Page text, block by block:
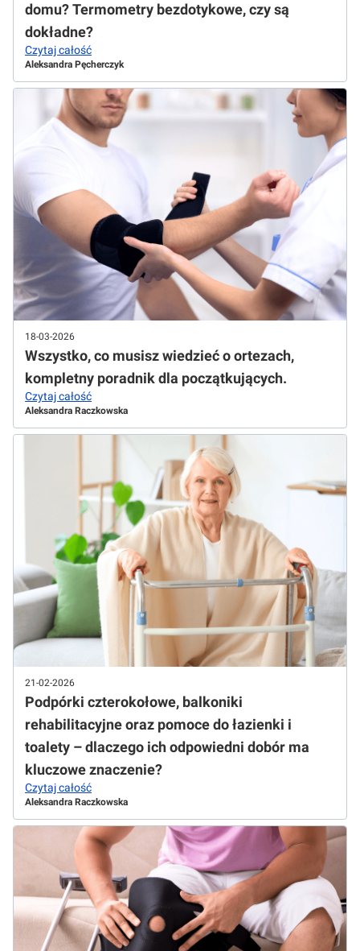
domu? Termometry bezdotykowe, czy są
dokładne?
Czytaj całość
Aleksandra Pęcherczyk
18-03-2026
Wszystko, co musisz wiedzieć o ortezach,
kompletny poradnik dla początkujących.
Czytaj całość
Aleksandra Raczkowska
21-02-2026
Podpórki czterokołowe, balkoniki
rehabilitacyjne oraz pomoce do łazienki i
toalety – dlaczego ich odpowiedni dobór ma
kluczowe znaczenie?
Czytaj całość
Aleksandra Raczkowska